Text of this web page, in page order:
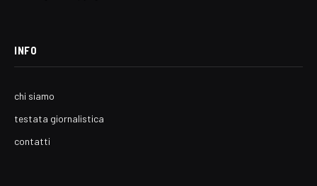
INFO
chi siamo
testata giornalistica
contatti